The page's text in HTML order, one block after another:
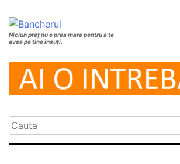
Niciun preț nu e prea mare pentru a te
avea pe tine însuți.